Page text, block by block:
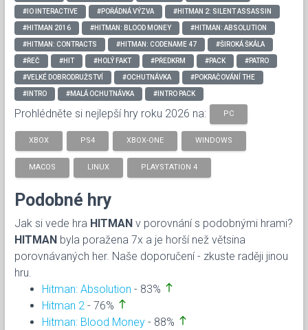
#IO INTERACTIVE #POŘÁDNÁ VÝZVA #HITMAN 2: SILENT ASSASSIN
#HITMAN 2016 #HITMAN: BLOOD MONEY #HITMAN: ABSOLUTION
#HITMAN: CONTRACTS #HITMAN: CODENAME 47 #ŠIROKÁ ŠKÁLA
#ŘEČ #HIT #HOLÝ FAKT #PŘEDKRM #PACK #PATRO
#VELKÉ DOBRODRUŽSTVÍ #OCHUTNÁVKA #POKRAČOVÁNÍ THE
#INTRO #MALÁ OCHUTNÁVKA #INTRO PACK
Prohlédněte si nejlepší hry roku 2026 na: PC
XBOX PS4 XBOX-ONE WINDOWS
MACOS LINUX PLAYSTATION 4
Podobné hry
Jak si vede hra HITMAN v porovnání s podobnými hrami?
HITMAN byla poražena 7x a je horší než větsina
porovnávaných her. Naše doporučení - zkuste raději jinou
hru.
Hitman: Absolution - 83% north
Hitman 2 - 76% north
Hitman: Blood Money - 88% north